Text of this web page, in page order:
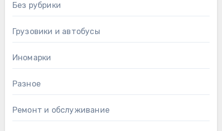
Без рубрики
Грузовики и автобусы
Иномарки
Разное
Ремонт и обслуживание